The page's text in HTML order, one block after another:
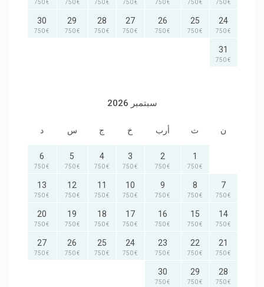
€ 750
€ 750
€ 750
€ 750
€ 750
€ 750
€ 750
24
€ 750
25
€ 750
26
€ 750
27
€ 750
28
€ 750
29
€ 750
30
€ 750
31
€ 750
سبتمبر 2026
ن ث أرب خ ج س د
1
€ 750
2
€ 750
3
€ 750
4
€ 750
5
€ 750
6
€ 750
7
€ 750
8
€ 750
9
€ 750
10
€ 750
11
€ 750
12
€ 750
13
€ 750
14
€ 750
15
€ 750
16
€ 750
17
€ 750
18
€ 750
19
€ 750
20
€ 750
21
€ 750
22
€ 750
23
€ 750
24
€ 750
25
€ 750
26
€ 750
27
€ 750
28
€ 750
29
€ 750
30
€ 750